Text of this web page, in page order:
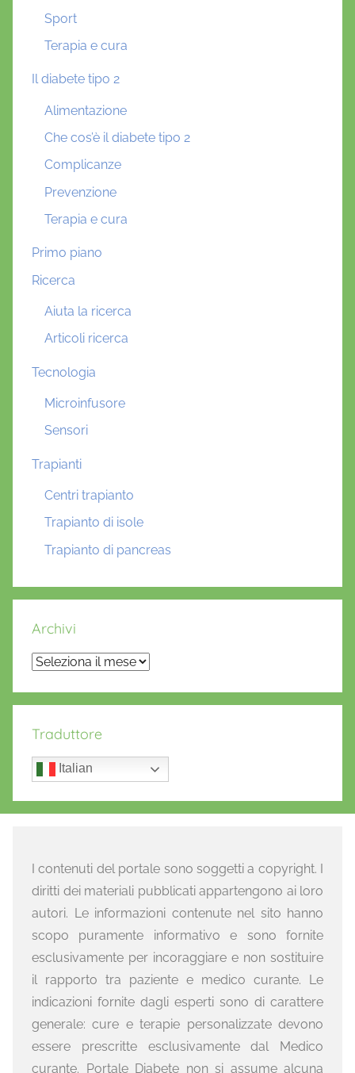
Sport
Terapia e cura
Il diabete tipo 2
Alimentazione
Che cos’è il diabete tipo 2
Complicanze
Prevenzione
Terapia e cura
Primo piano
Ricerca
Aiuta la ricerca
Articoli ricerca
Tecnologia
Microinfusore
Sensori
Trapianti
Centri trapianto
Trapianto di isole
Trapianto di pancreas
Archivi
Archivi
Traduttore
Italian
I contenuti del portale sono soggetti a copyright. I
diritti dei materiali pubblicati appartengono ai loro
autori. Le informazioni contenute nel sito hanno
scopo puramente informativo e sono fornite
esclusivamente per incoraggiare e non sostituire
il rapporto tra paziente e medico curante. Le
indicazioni fornite dagli esperti sono di carattere
generale: cure e terapie personalizzate devono
essere prescritte esclusivamente dal Medico
curante. Portale Diabete non si assume alcuna